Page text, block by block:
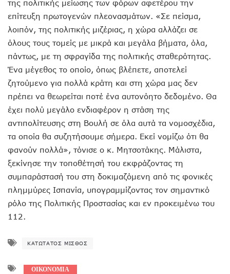
της πολιτικής μείωσης των φόρων αφετέρου την
επίτευξη πρωτογενών πλεονασμάτων. «Σε πείσμα,
λοιπόν, της πολιτικής μιζέριας, η χώρα αλλάζει σε
όλους τους τομείς με μικρά και μεγάλα βήματα, όλα,
πάντως, με τη σφραγίδα της πολιτικής σταθερότητας.
Ένα μέγεθος το οποίο, όπως βλέπετε, αποτελεί
ζητούμενο για πολλά κράτη και στη χώρα μας δεν
πρέπει να θεωρείται ποτέ ένα αυτονόητο δεδομένο. Θα
έχει πολύ μεγάλο ενδιαφέρον η στάση της
αντιπολίτευσης στη Βουλή σε όλα αυτά τα νομοσχέδια,
τα οποία θα συζητήσουμε σήμερα. Εκεί νομίζω ότι θα
φανούν πολλά», τόνισε ο κ. Μητσοτάκης. Μάλιστα,
ξεκίνησε την τοποθέτησή του εκφράζοντας τη
συμπαράστασή του στη δοκιμαζόμενη από τις φονικές
πλημμύρες Ισπανία, υπογραμμίζοντας τον σημαντικό
ρόλο της Πολιτικής Προστασίας και εν προκειμένω του
112.
ΚΑΤΏΤΑΤΟΣ ΜΙΣΘΌΣ
ΟΙΚΟΝΟΜΙΑ